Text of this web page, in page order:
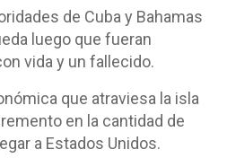
de Cuba y Bahamas
luego que fueran
vida y un fallecido.
que atraviesa la isla
en la cantidad de
a Estados Unidos.